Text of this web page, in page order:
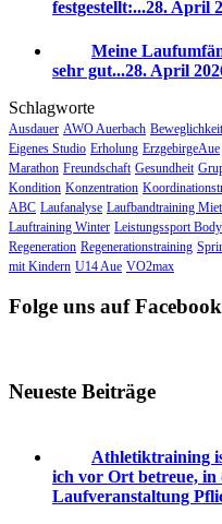
festgestellt:...28. April
Meine
sehr gut...28. April
Schlagworte
Ausdauer AWO Auerbach
Eigenes Studio Erholung ErzgebirgeAue
Marathon Freundschaft Gesundheit
Kondition Konzentration
ABC Laufanalyse Laufbandtraining
Lauftraining Winter Leistungssport Body
Regeneration Regenerationstraining
mit Kindern U14 Aue VO2max
Folge uns auf Facebook
Neueste Beiträge
Athletiktraining
ich vor Ort betreue, in
Laufveranstaltung